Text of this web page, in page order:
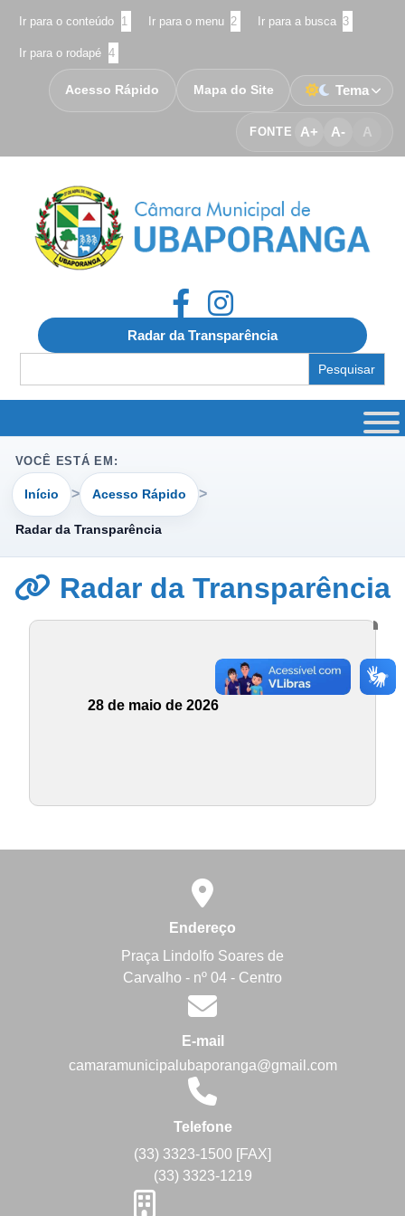
Ir para o conteúdo 1 Ir para o menu 2 Ir para a busca 3
Ir para o rodapé 4
FONTE A+ A- A
Acesso Rápido Mapa do Site Tema
Radar da Transparência
for:
VOCÊ ESTÁ EM:
Início Acesso Rápido
Radar da Transparência
Radar da Transparência
28 de maio de 2026
Endereço
Praça Lindolfo Soares de
Carvalho - nº 04 - Centro
E-mail
camaramunicipalubaporanga@gmail.com
Telefone
(33) 3323-1500 [FAX]
(33) 3323-1219